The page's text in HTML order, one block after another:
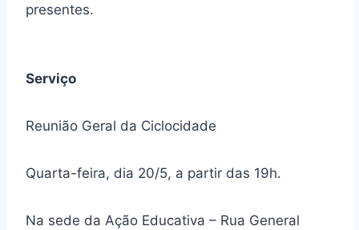
presentes.
Serviço
Reunião Geral da Ciclocidade
Quarta-feira, dia 20/5, a partir das 19h.
Na sede da Ação Educativa – Rua General